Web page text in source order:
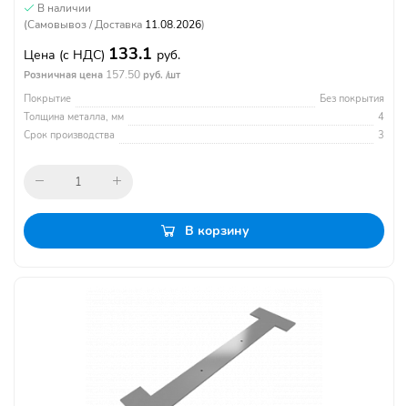
В наличии
(Самовывоз / Доставка 11.08.2026)
Цена (с НДС) 133.1 руб.
Розничная цена 157.50 руб. /шт
Покрытие
Без покрытия
Толщина металла, мм
4
Срок производства
3
В корзину